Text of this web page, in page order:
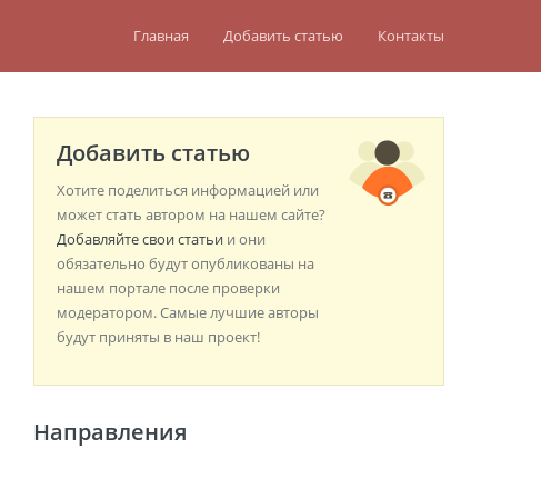
Главная Добавить статью Контакты
Добавить статью
Хотите поделиться информацией или
может стать автором на нашем сайте?
Добавляйте свои статьи и они
обязательно будут опубликованы на
нашем портале после проверки
модератором. Самые лучшие авторы
будут приняты в наш проект!
Направления